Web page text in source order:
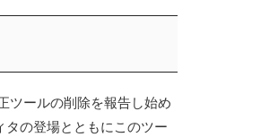
ツールの削除を報告し始め
の登場とともにこのツー